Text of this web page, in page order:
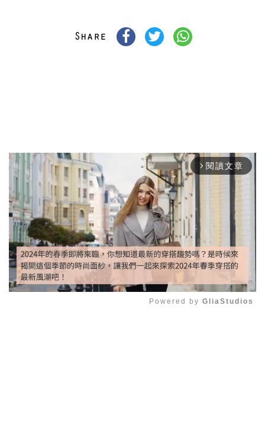
arrow_forward_ios 閱讀文章
Powered by GliaStudios